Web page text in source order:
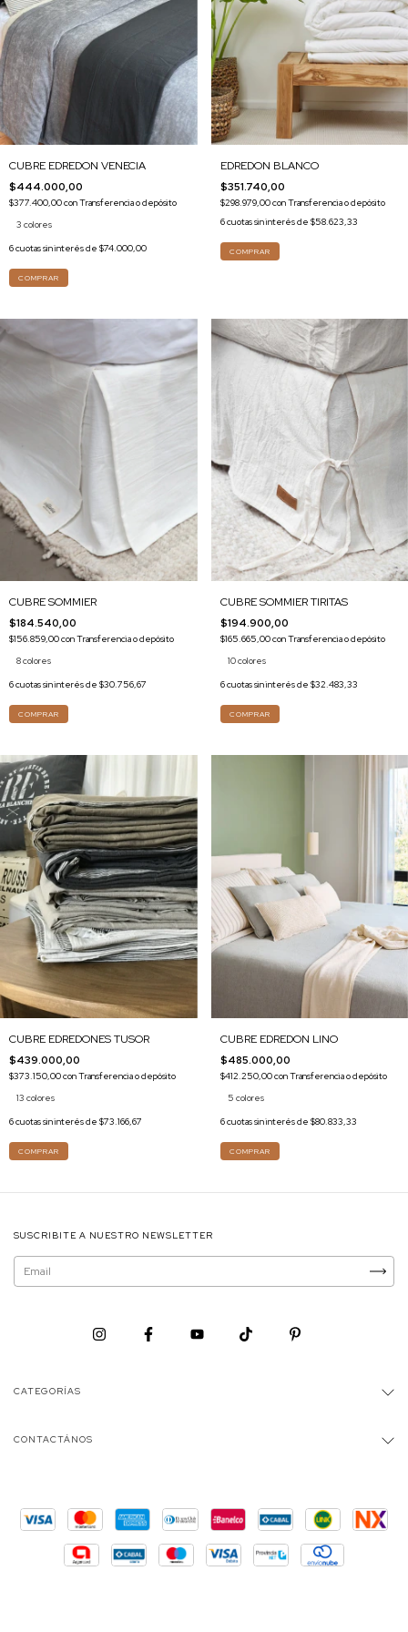
CUBRE EDREDON VENECIA
$444.000,00
$377.400,00conTransferencia o depósito
3 colores
6cuotas sin interés de $74.000,00
COMPRAR
EDREDON BLANCO
$351.740,00
$298.979,00conTransferencia o depósito
6cuotas sin interés de $58.623,33
COMPRAR
CUBRE SOMMIER
$184.540,00
$156.859,00conTransferencia o depósito
8 colores
6cuotas sin interés de $30.756,67
COMPRAR
CUBRE SOMMIER TIRITAS
$194.900,00
$165.665,00conTransferencia o depósito
10 colores
6cuotas sin interés de $32.483,33
COMPRAR
CUBRE EDREDONES TUSOR
$439.000,00
$373.150,00conTransferencia o depósito
13 colores
6cuotas sin interés de $73.166,67
COMPRAR
CUBRE EDREDON LINO
$485.000,00
$412.250,00conTransferencia o depósito
5 colores
6cuotas sin interés de $80.833,33
COMPRAR
SUSCRIBITE A NUESTRO NEWSLETTER
CATEGORÍAS
CONTACTÁNOS